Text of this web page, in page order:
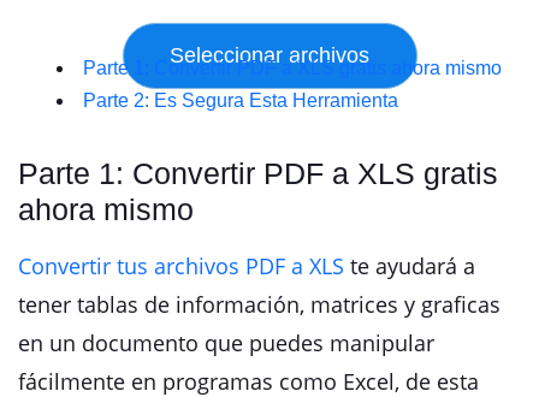
Parte 1: Convertir PDF a XLS gratis ahora mismo
Parte 2: Es Segura Esta Herramienta
Parte 1: Convertir PDF a XLS gratis
ahora mismo
Convertir tus archivos PDF a XLS te ayudará a
tener tablas de información, matrices y graficas
en un documento que puedes manipular
fácilmente en programas como Excel, de esta